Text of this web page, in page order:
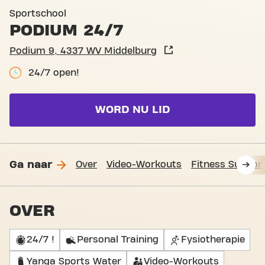
Sportschool
PODIUM 24/7
Podium 9, 4337 WV Middelburg
24/7 open!
WORD NU LID
Ga naar Over Video-Workouts Fitness
OVER
24/7 ! Personal Training Fysiotherapie
Yanga Sports Water Video-Workouts